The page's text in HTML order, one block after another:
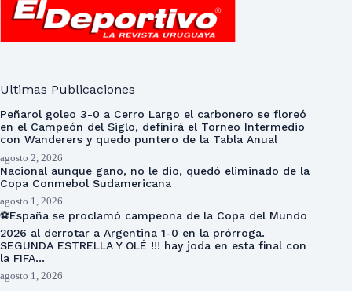
Ultimas Publicaciones
Peñarol goleo 3-0 a Cerro Largo el carbonero se floreó
en el Campeón del Siglo, definirá el Torneo Intermedio
con Wanderers y quedo puntero de la Tabla Anual
agosto 2, 2026
Nacional aunque gano, no le dio, quedó eliminado de la
Copa Conmebol Sudamericana
agosto 1, 2026
⚽España se proclamó campeona de la Copa del Mundo
2026 al derrotar a Argentina 1-0 en la prórroga.
SEGUNDA ESTRELLA Y OLÉ !!! hay joda en esta final con
la FIFA…
agosto 1, 2026